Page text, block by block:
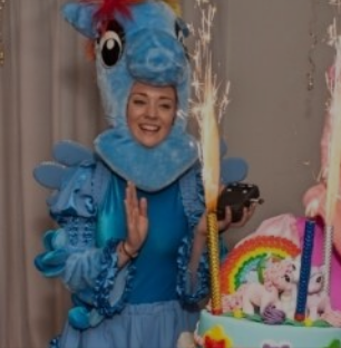
УЗНАТЬ БОЛЬШЕ
Литл Пони